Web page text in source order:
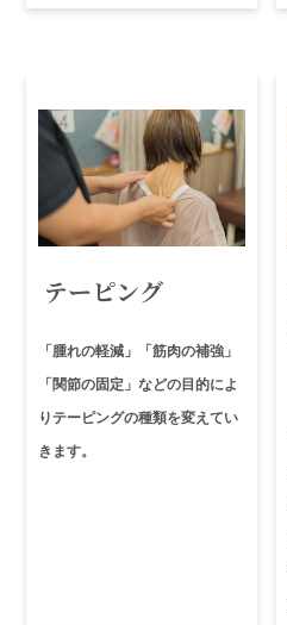
テーピング
「腫れの軽減」「筋肉の補強」
「関節の固定」などの目的によ
りテーピングの種類を変えてい
きます。